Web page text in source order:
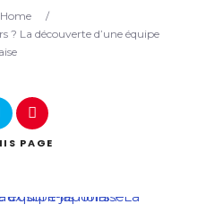
Home
/
? La découverte d’une équipe
PAGE